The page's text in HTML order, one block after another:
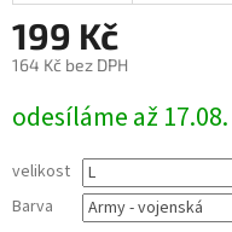
199 Kč
164 Kč bez DPH
cena:
odesíláme až 17.08.
velikost
Barva